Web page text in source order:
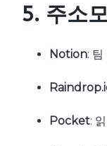
5. 주소
Notion:
Pocket: